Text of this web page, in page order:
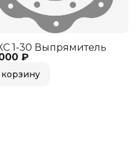
₽
1-30 Выпрямитель